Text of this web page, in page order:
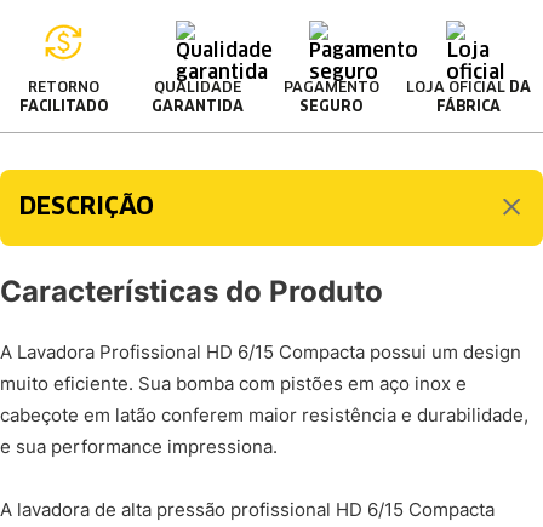
RETORNO
FACILITADO
QUALIDADE
GARANTIDA
PAGAMENTO
SEGURO
LOJA OFICIAL DA
FÁBRICA
DESCRIÇÃO
Características do Produto
A Lavadora Profissional HD 6/15 Compacta possui um design
muito eficiente. Sua bomba com pistões em aço inox e
cabeçote em latão conferem maior resistência e durabilidade,
e sua performance impressiona.
A lavadora de alta pressão profissional HD 6/15 Compacta